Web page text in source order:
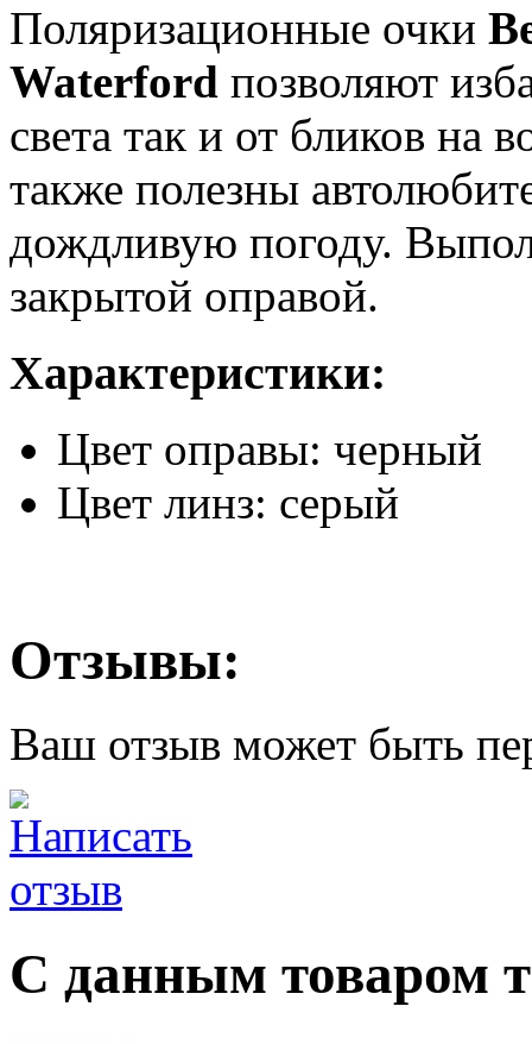
Поляризационные очки
Waterford позволяют
света так и от бликов на
также полезны
дождливую погоду.
закрытой оправой.
Характеристики:
Цвет оправы: черный
Цвет линз: серый
Отзывы:
Ваш отзыв может быть
С данным товаром